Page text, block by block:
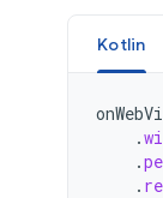
Kotlin
.
.
.